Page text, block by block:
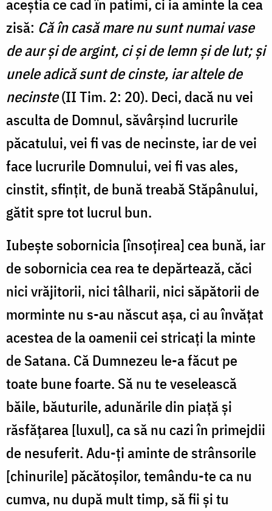
aceştia ce cad în patimi, ci ia aminte la cea
zisă: Că în casă mare nu sunt numai vase
de aur şi de argint, ci şi de lemn şi de lut; şi
unele adică sunt de cinste, iar altele de
necinste(II Tim. 2: 20). Deci, dacă nu vei
asculta de Domnul, săvârşind lucrurile
păcatului, vei fi vas de necinste, iar de vei
face lucrurile Domnului, vei fi vas ales,
cinstit, sfinţit, de bună treabă Stăpânului,
gătit spre tot lucrul bun.
Iubeşte sobornicia [însoţirea] cea bună, iar
de sobornicia cea rea te depărtează, căci
nici vrăjitorii, nici tâlharii, nici săpătorii de
morminte nu s-au născut aşa, ci au învă­ţat
acestea de la oamenii cei stricaţi la minte
de Satana. Că Dumnezeu le-a făcut pe
toate bune foarte. Să nu te veselească
băile, băutu­rile, adunările din piaţă şi
răsfăţarea [luxul], ca să nu cazi în primejdii
de nesuferit. Adu-ţi aminte de strânsorile
[chinurile] păcătoşilor, temându-te ca nu
cumva, nu după mult timp, să fii şi tu